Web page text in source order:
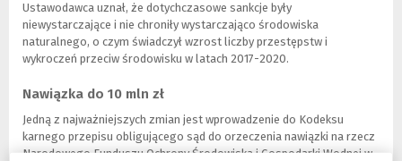
Ustawodawca uznał, że dotychczasowe sankcje były
niewystarczające i nie chroniły wystarczająco środowiska
naturalnego, o czym świadczył wzrost liczby przestępstw i
wykroczeń przeciw środowisku w latach 2017-2020.
Nawiązka do 10 mln zł
Jedną z najważniejszych zmian jest wprowadzenie do Kodeksu
karnego przepisu obligującego sąd do orzeczenia nawiązki na rzecz
Narodowego Funduszu Ochrony Środowiska i Gospodarki Wodnej w